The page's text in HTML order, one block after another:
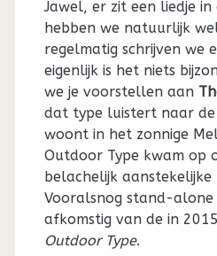
Jawel, er zit een liedje
hebben we natuurlijk
regelmatig schrijven we
eigenlijk is het niets
we je voorstellen aan
dat type luistert naar de
woont in het zonnige
Outdoor Type kwam op
belachelijk aanstekelijke
Vooralsnog stand-
afkomstig van de in
Outdoor Type.